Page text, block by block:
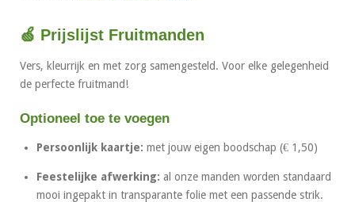
🍏 Prijslijst Fruitmanden
Vers, kleurrijk en met zorg samengesteld. Voor elke gelegenheid
de perfecte fruitmand!
Optioneel toe te voegen
Persoonlijk kaartje: met jouw eigen boodschap (€ 1,50)
Feestelijke afwerking: al onze manden worden standaard
mooi ingepakt in transparante folie met een passende strik.